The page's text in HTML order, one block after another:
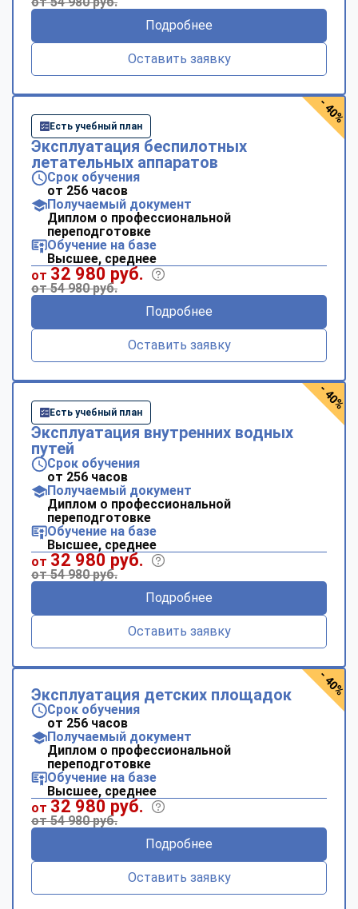
Подробнее
Оставить заявку
Есть учебный план
Эксплуатация беспилотных
летательных аппаратов
Срок обучения
от 256 часов
Получаемый документ
Диплом о профессиональной
переподготовке
Обучение на базе
Высшее, среднее
от 32 980 руб.
от 54 980 руб.
Подробнее
Оставить заявку
- 40%
Есть учебный план
Эксплуатация внутренних водных
путей
Срок обучения
от 256 часов
Получаемый документ
Диплом о профессиональной
переподготовке
Обучение на базе
Высшее, среднее
от 32 980 руб.
от 54 980 руб.
Подробнее
Оставить заявку
- 40%
Эксплуатация детских площадок
Срок обучения
от 256 часов
Получаемый документ
Диплом о профессиональной
переподготовке
Обучение на базе
Высшее, среднее
от 32 980 руб.
от 54 980 руб.
Подробнее
Оставить заявку
- 40%